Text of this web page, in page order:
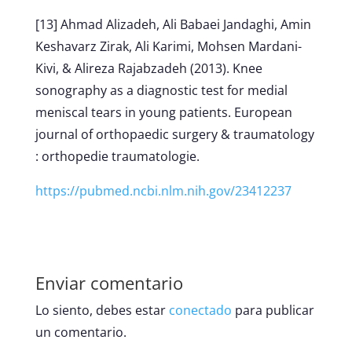
[13] Ahmad Alizadeh, Ali Babaei Jandaghi, Amin
Keshavarz Zirak, Ali Karimi, Mohsen Mardani-
Kivi, & Alireza Rajabzadeh (2013). Knee
sonography as a diagnostic test for medial
meniscal tears in young patients. European
journal of orthopaedic surgery & traumatology
: orthopedie traumatologie.
https://pubmed.ncbi.nlm.nih.gov/23412237
Enviar comentario
Lo siento, debes estar conectado para publicar
un comentario.